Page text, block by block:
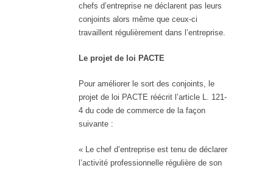
chefs d’entreprise ne déclarent pas leurs
conjoints alors même que ceux-ci
travaillent régulièrement dans l’entreprise.
Le projet de loi PACTE
Pour améliorer le sort des conjoints, le
projet de loi PACTE réécrit l’article L. 121-
4 du code de commerce de la façon
suivante :
« Le chef d’entreprise est tenu de déclarer
l’activité professionnelle régulière de son